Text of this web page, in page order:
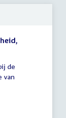
de
van